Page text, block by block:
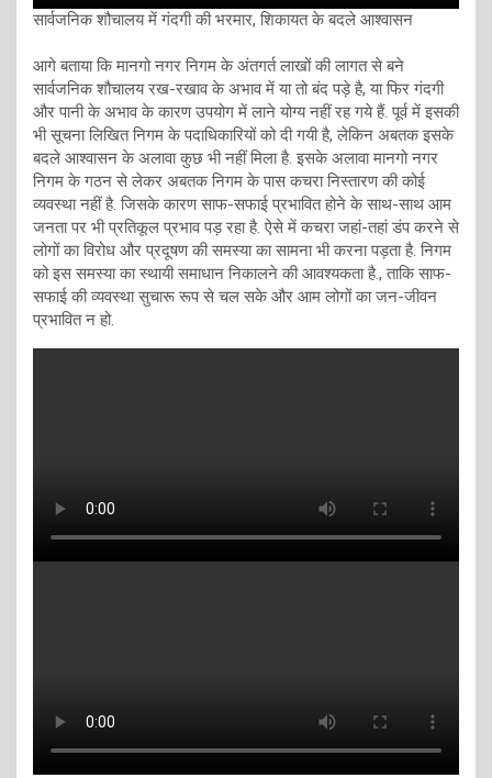
सार्वजनिक शौचालय में गंदगी की भरमार, शिकायत के बदले आश्वासन
आगे बताया कि मानगो नगर निगम के अंतगर्त लाखों की लागत से बने
सार्वजनिक शौचालय रख-रखाव के अभाव में या तो बंद पड़े है, या फिर गंदगी
और पानी के अभाव के कारण उपयोग में लाने योग्य नहीं रह गये हैं. पूर्व में इसकी
भी सूचना लिखित निगम के पदाधिकारियों को दी गयी है, लेकिन अबतक इसके
बदले आश्वासन के अलावा कुछ भी नहीं मिला है. इसके अलावा मानगो नगर
निगम के गठन से लेकर अबतक निगम के पास कचरा निस्तारण की कोई
व्यवस्था नहीं है. जिसके कारण साफ-सफाई प्रभावित होने के साथ-साथ आम
जनता पर भी प्रतिकूल प्रभाव पड़ रहा है. ऐसे में कचरा जहां-तहां डंप करने से
लोगों का विरोध और प्रदूषण की समस्या का सामना भी करना पड़ता है. निगम
को इस समस्या का स्थायी समाधान निकालने की आवश्यकता है., ताकि साफ-
सफाई की व्यवस्था सुचारू रूप से चल सके और आम लोगों का जन-जीवन
प्रभावित न हो.